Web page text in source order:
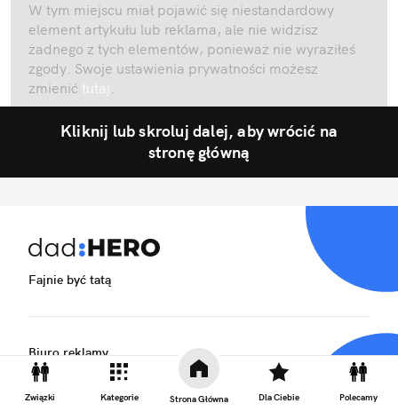
Związki Kategorie Strona Główna Dla Ciebie Polecamy
W tym miejscu miał pojawić się niestandardowy
element artykułu lub reklama, ale nie widzisz
żadnego z tych elementów, ponieważ nie wyraziłeś
zgody. Swoje ustawienia prywatności możesz
zmienić tutaj .
Kliknij lub skroluj dalej, aby wrócić na
stronę główną
Fajnie być tatą
Biuro reklamy
Kariera